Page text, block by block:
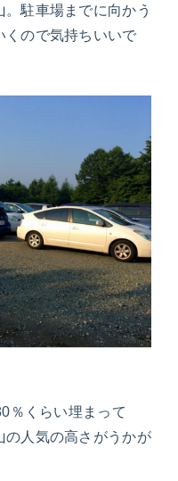
駐車場までに向かう
くので気持ちいいで
％くらい埋まって
の人気の高さがうかが